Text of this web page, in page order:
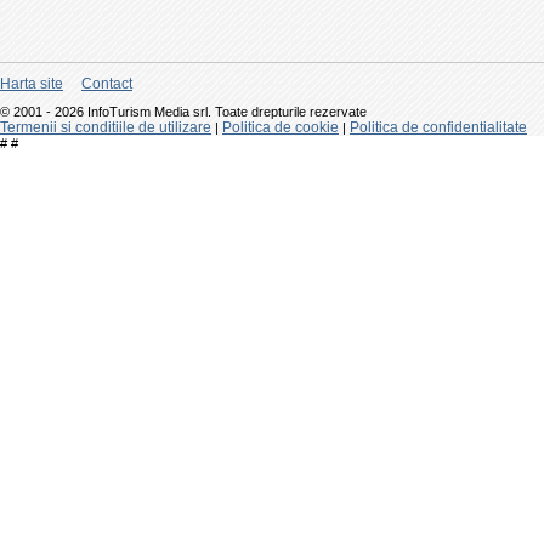
Harta site Contact
© 2001 - 2026 InfoTurism Media srl. Toate drepturile rezervate
Termenii si conditiile de utilizare | Politica de cookie | Politica de confidentialitate
# #